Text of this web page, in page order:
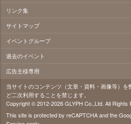
リンク集
サイトマップ
イベントグループ
過去のイベント
広告主様専用
当サイトのコンテンツ（文章・資料・画像等）
ど二次利用することを禁じます。
Copyright © 2012-2026 GLYPH Co.,Ltd. All Rights
This site is protected by reCAPTCHA and the